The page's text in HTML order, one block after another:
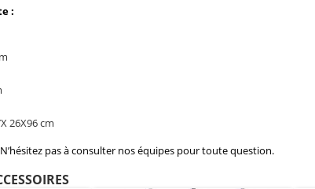
:
26X96 cm
pas à consulter nos équipes pour toute question.